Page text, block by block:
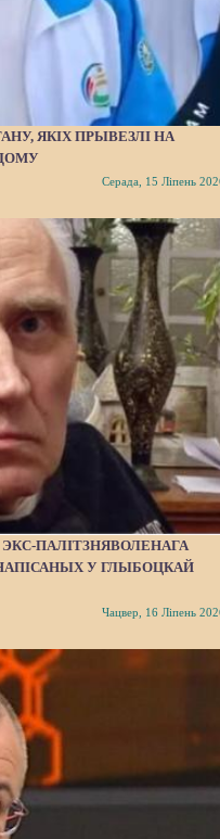
ЯКІХ ПРЫВЕЗЛІ НА
Серада, 15 Ліпень
ПАЛІТЗНЯВОЛЕНАГА
У ГЛЫБОЦКАЙ
Чацвер, 16 Ліпень